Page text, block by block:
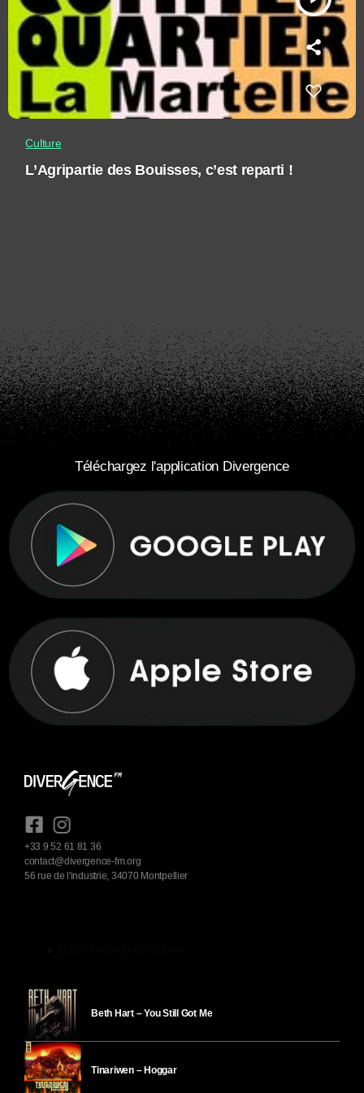
Culture
L’Agripartie des Bouisses, c’est reparti !
Téléchargez l'application Divergence
+33 9 52 61 81 36
contact@divergence-fm.org
56 rue de l'industrie, 34070 Montpellier
Beth Hart – You Still Got Me
Tinariwen – Hoggar